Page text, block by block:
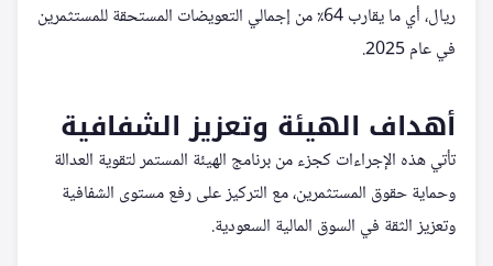
ريال، أي ما يقارب 64٪ من إجمالي التعويضات المستحقة للمستثمرين
في عام 2025.
أهداف الهيئة وتعزيز الشفافية
تأتي هذه الإجراءات كجزء من برنامج الهيئة المستمر لتقوية العدالة
وحماية حقوق المستثمرين، مع التركيز على رفع مستوى الشفافية
وتعزيز الثقة في السوق المالية السعودية.